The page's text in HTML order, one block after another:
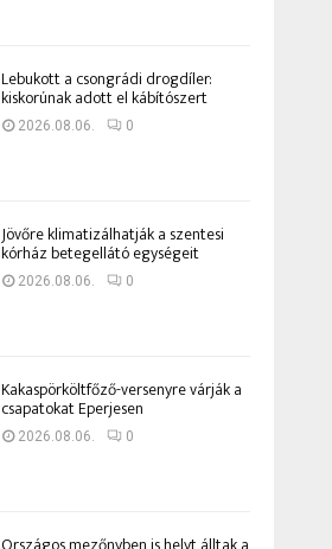
Lebukott a csongrádi drogdíler:
kiskorúnak adott el kábítószert
2026.08.06. 0
Jövőre klimatizálhatják a szentesi
kórház betegellátó egységeit
2026.08.06. 0
Kakaspörköltfőző-versenyre várják a
csapatokat Eperjesen
2026.08.06. 0